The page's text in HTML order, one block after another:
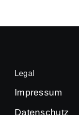
Legal
Impressum
Datenschutz